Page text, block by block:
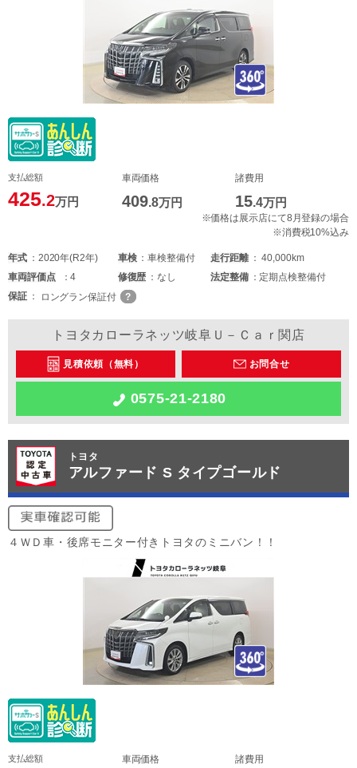
支払総額
425.2万円
車両価格
409.8万円
諸費用
15.4万円
※価格は展示店にて8月登録の場合
※消費税10%込み
年式 2020年(R2年) 車検 車検整備付 走行距離
40,000km
車両評価点 4 修復歴 なし 法定整備
定期点検整備付
保証
ロングラン保証付
トヨタカローラネッツ岐阜Ｕ－Ｃａｒ関店
見積依頼（無料） お問合せ
0575-21-2180
トヨタ
アルファード S タイプゴールド
４ＷＤ車・後席モニター付きトヨタのミニバン！！
支払総額 車両価格 諸費用